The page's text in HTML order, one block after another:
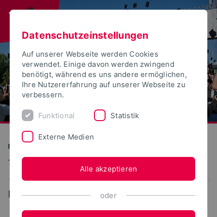
Bauen und Umwelt
Technik des Garten- und Landschaftsbaus
... Veröffentlichungen
Datenschutzeinstellungen
Auf unserer Webseite werden Cookies
verwendet. Einige davon werden zwingend
benötigt, während es uns andere ermöglichen,
Ihre Nutzererfahrung auf unserer Webseite zu
verbessern.
Funktional Statistik
Externe Medien
Alle akzeptieren
oder